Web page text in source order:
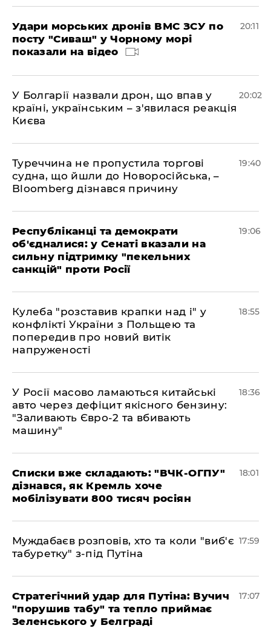
Удари морських дронів ВМС ЗСУ по
посту "Сиваш" у Чорному морі
показали на відео
20:11
У Болгарії назвали дрон, що впав у
країні, українським – з'явилася реакція
Києва
20:02
Туреччина не пропустила торгові
судна, що йшли до Новоросійська, –
Bloomberg дізнався причину
19:40
Республіканці та демократи
об'єдналися: у Сенаті вказали на
сильну підтримку "пекельних
санкцій" проти Росії
19:06
Кулеба "розставив крапки над і" у
конфлікті України з Польщею та
попередив про новий витік
напруженості
18:55
У Росії масово ламаються китайські
авто через дефіцит якісного бензину:
"Заливають Євро-2 та вбивають
машину"
18:36
Списки вже складають: "ВЧК-ОГПУ"
дізнався, як Кремль хоче
мобілізувати 800 тисяч росіян
18:01
Муждабаєв розповів, хто та коли "виб'є
табуретку" з-під Путіна
17:59
Стратегічний удар для Путіна: Вучич
"порушив табу" та тепло приймає
Зеленського у Белграді
17:07